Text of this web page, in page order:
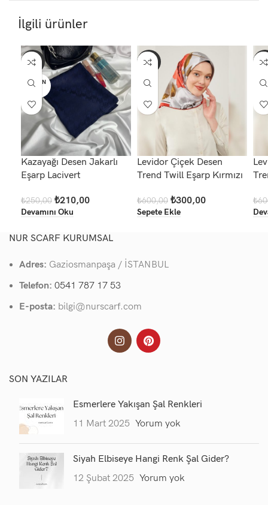
İlgili ürünler
-16%
TÜKEN
Kazayağı Desen Jakarlı
Eşarp Lacivert
₺250,00 ₺210,00
Devamını Oku
-50%
Levidor Çiçek Desen
Trend Twill Eşarp Kırmızı
₺600,00 ₺300,00
Sepete Ekle
-
₺
NUR SCARF KURUMSAL
Adres: Gaziosmanpaşa / İSTANBUL
Telefon: 0541 787 17 53
E-posta: bilgi@nurscarf.com
SON YAZILAR
Esmerlere Yakışan Şal Renkleri
11 Mart 2025 Yorum yok
Siyah Elbiseye Hangi Renk Şal Gider?
12 Şubat 2025 Yorum yok